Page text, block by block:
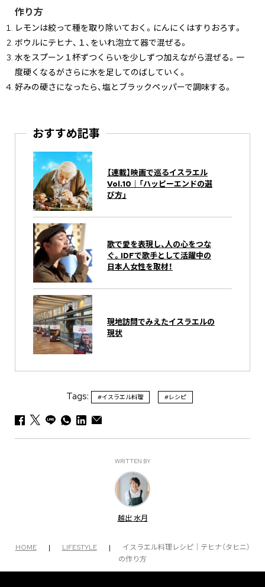
作り方
レモンは絞って種を取り除いておく。にんにくはすりおろす。
ボウルにテヒナ、１、をいれ泡立て器で混ぜる。
水をスプーン１杯ずつくらいを少しずつ加えながら混ぜる。一
度硬くなるがさらに水を足してのばしていく。
好みの硬さになったら、塩とブラックペッパーで調味する。
おすすめ記事
【連載】映画で巡るイスラエル
Vol.10｜「ハッピーエンドの選
び方」
歌で愛を表現し、人の心をつな
ぐ。IDFで歌手として活躍中の
日本人女性を取材！
現地訪問でみえたイスラエルの
現状
Tags: #イスラエル料理 #レシピ
WRITTEN BY
越出 水月
HOME | LIFESTYLE |
イスラエル料理レシピ｜テヒナ（タヒニ）
の作り方